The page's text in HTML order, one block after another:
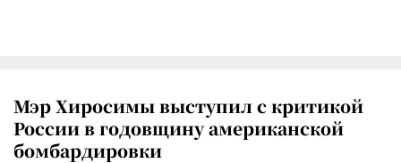
Мэр Хиросимы выступил с критикой
России в годовщину американской
бомбардировки